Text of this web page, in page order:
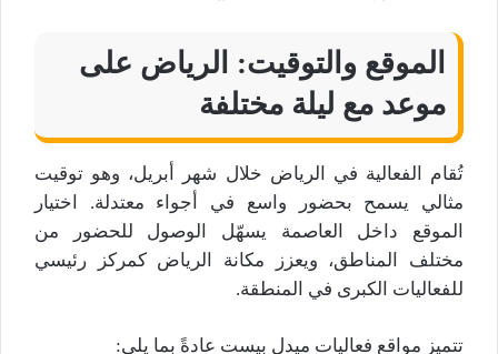
الموقع والتوقيت: الرياض على
موعد مع ليلة مختلفة
تُقام الفعالية في الرياض خلال شهر أبريل، وهو توقيت
مثالي يسمح بحضور واسع في أجواء معتدلة. اختيار
الموقع داخل العاصمة يسهّل الوصول للحضور من
مختلف المناطق، ويعزز مكانة الرياض كمركز رئيسي
للفعاليات الكبرى في المنطقة.
تتميز مواقع فعاليات ميدل بيست عادةً بما يلي: